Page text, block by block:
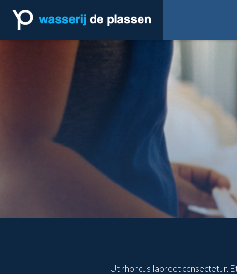
Ut rhoncus laoreet consectetur.